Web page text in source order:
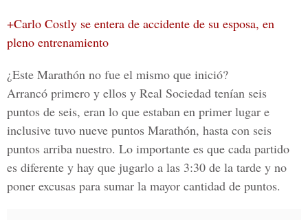
+Carlo Costly se entera de accidente de su esposa, en
pleno entrenamiento
¿Este Marathón no fue el mismo que inició?
Arrancó primero y ellos y Real Sociedad tenían seis
puntos de seis, eran lo que estaban en primer lugar e
inclusive tuvo nueve puntos Marathón, hasta con seis
puntos arriba nuestro. Lo importante es que cada partido
es diferente y hay que jugarlo a las 3:30 de la tarde y no
poner excusas para sumar la mayor cantidad de puntos.